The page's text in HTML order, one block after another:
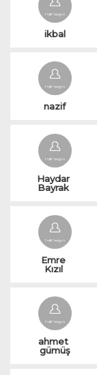
ikbal
nazif
Haydar
Bayrak
Emre
Kızıl
ahmet
gümüş